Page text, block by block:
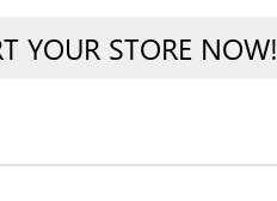
YOUR STORE NOW!